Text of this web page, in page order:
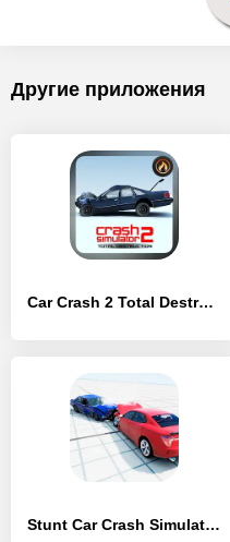
Другие приложения
Car Crash 2 Total Destruction - [MOD Много монет]
Stunt Car Crash Simulator - [MOD Бесконечные деньги]